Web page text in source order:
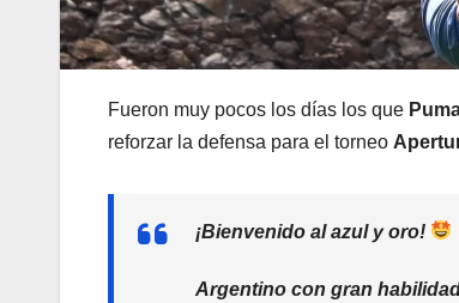
Fueron muy pocos los días los que
reforzar la defensa para el torneo
¡Bienvenido al azul y oro!
Argentino con gran